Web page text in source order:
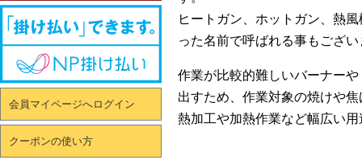
ヒートガン、ホットガン、熱
った名前で呼ばれる事もござ
作業が比較的難しいバーナー
出すため、作業対象の焼けや
熱加工や加熱作業など幅広い
会員マイページへログイン
クーポンの使い方